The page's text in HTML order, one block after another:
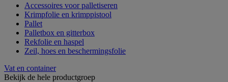
Accessoires voor palletiseren
Krimpfolie en krimppistool
Pallet
Palletbox en gitterbox
Rekfolie en haspel
Zeil, hoes en beschermingsfolie
Vat en container
Bekijk de hele productgroep